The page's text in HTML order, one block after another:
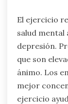
El ejercicio
salud mental
depresión.
que son
ánimo. Los
mejor
ejercicio